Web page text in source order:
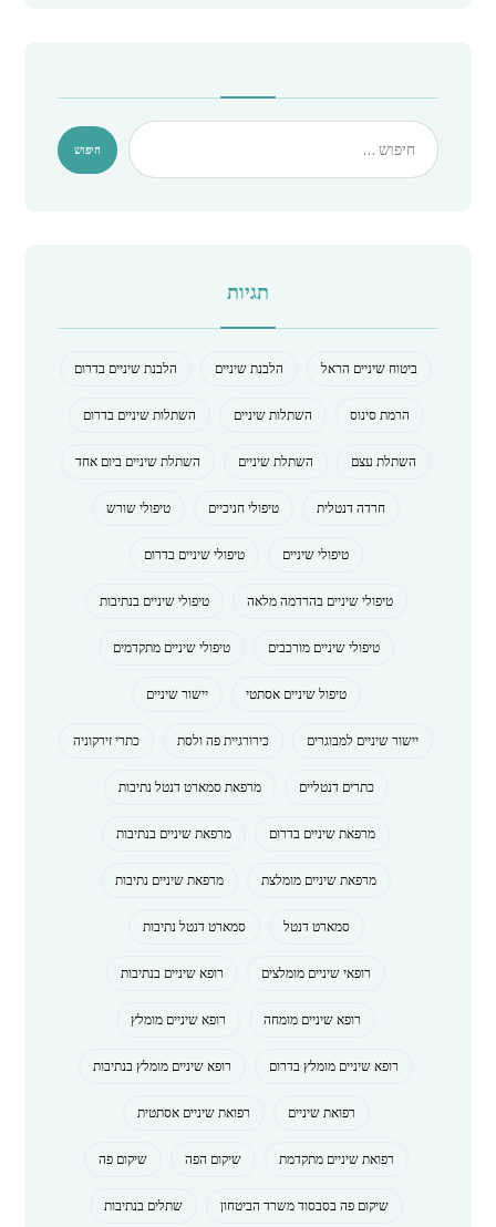
תגיות
ביטוח שיניים הראל הלבנת שיניים
הלבנת שיניים בדרום
הרמת סינוס
השתלות שיניים
השתלות שיניים בדרום
השתלת עצם
השתלת שיניים
השתלת שיניים ביום אחד
חרדה דנטלית
טיפולי חניכיים
טיפולי שורש
טיפולי שיניים
טיפולי שיניים בדרום
טיפולי שיניים בהרדמה מלאה
טיפולי שיניים בנתיבות
טיפולי שיניים מורכבים
טיפולי שיניים מתקדמים
טיפול שיניים אסתטי
יישור שיניים
יישור שיניים למבוגרים
כירורגיית פה ולסת
כתרי זירקוניה
כתרים דנטליים
מרפאת סמארט דנטל נתיבות
מרפאת שיניים בדרום
מרפאת שיניים בנתיבות
מרפאת שיניים מומלצת
מרפאת שיניים נתיבות
סמארט דנטל
סמארט דנטל נתיבות
רופאי שיניים מומלצים
רופא שיניים בנתיבות
רופא שיניים מומחה
רופא שיניים מומלץ
רופא שיניים מומלץ בדרום
רופא שיניים מומלץ בנתיבות
רפואת שיניים
רפואת שיניים אסתטית
רפואת שיניים מתקדמת
שיקום הפה
שיקום פה
שיקום פה בסבסוד משרד הביטחון
שתלים בנתיבות